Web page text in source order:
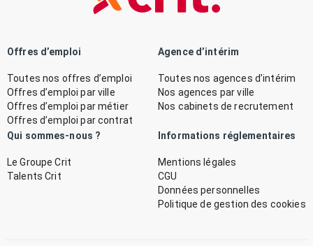
Offres d’emploi
Toutes nos offres d’emploi
Offres d’emploi par ville
Offres d’emploi par métier
Offres d’emploi par contrat
Agence d’intérim
Toutes nos agences d’intérim
Nos agences par ville
Nos cabinets de recrutement
Qui sommes-nous ?
Le Groupe Crit
Talents Crit
Informations réglementaires
Mentions légales
CGU
Données personnelles
Politique de gestion des cookies